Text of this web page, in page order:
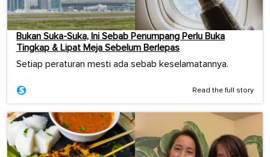
Bukan Suka-Suka, Ini Sebab Penumpang Perlu Buka
Tingkap & Lipat Meja Sebelum Berlepas
Setiap peraturan mesti ada sebab keselamatannya.
Read the full story